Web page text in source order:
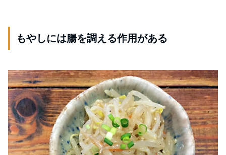
もやしには腸を調える作用がある